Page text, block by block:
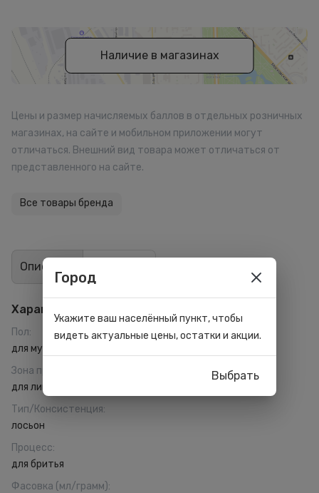
Наличие в магазинах
Цены и размер начисляемых баллов в отдельных розничных
магазинах, на сайте и мобильном приложении могут
отличаться. Внешний вид товара может отличаться от
представленного на сайте.
Все товары бренда
Описание
Характеристики
Пол:
для мужчин
Зона применения
для лица
Тип/Консистенция:
лосьон
Процесс:
для бритья
Фасовка (мл/грамм):
Город
Укажите ваш населённый пункт, чтобы
видеть актуальные цены, остатки и акции.
Выбрать